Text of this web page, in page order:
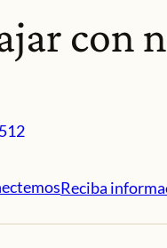
con
Reciba